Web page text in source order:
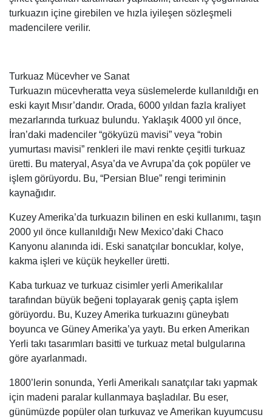
turkuazın içine girebilen ve hızla iyileşen sözleşmeli
madencilere verilir.
Turkuaz Mücevher ve Sanat
Turkuazın mücevheratta veya süslemelerde kullanıldığı en
eski kayıt Mısır’dandır. Orada, 6000 yıldan fazla kraliyet
mezarlarında turkuaz bulundu. Yaklaşık 4000 yıl önce,
İran’daki madenciler “gökyüzü mavisi” veya “robin
yumurtası mavisi” renkleri ile mavi renkte çeşitli turkuaz
üretti. Bu materyal, Asya’da ve Avrupa’da çok popüler ve
işlem görüyordu. Bu, “Persian Blue” rengi teriminin
kaynağıdır.
Kuzey Amerika’da turkuazın bilinen en eski kullanımı, taşın
2000 yıl önce kullanıldığı New Mexico’daki Chaco
Kanyonu alanında idi. Eski sanatçılar boncuklar, kolye,
kakma işleri ve küçük heykeller üretti.
Kaba turkuaz ve turkuaz cisimler yerli Amerikalılar
tarafından büyük beğeni toplayarak geniş çapta işlem
görüyordu. Bu, Kuzey Amerika turkuazını güneybatı
boyunca ve Güney Amerika’ya yaytı. Bu erken Amerikan
Yerli takı tasarımları basitti ve turkuaz metal bulgularına
göre ayarlanmadı.
1800’lerin sonunda, Yerli Amerikalı sanatçılar takı yapmak
için madeni paralar kullanmaya başladılar. Bu eser,
günümüzde popüler olan turkuvaz ve Amerikan kuyumcusu